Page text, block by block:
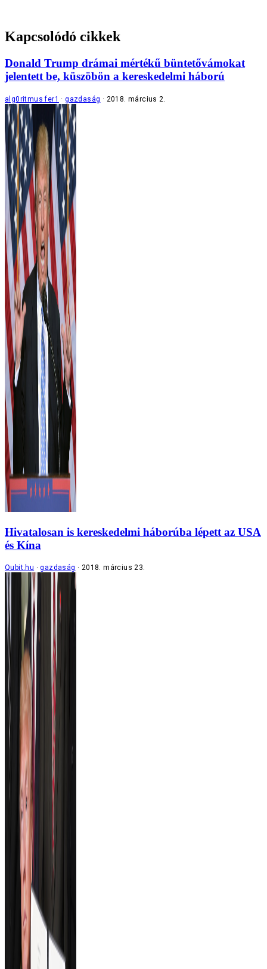
Kapcsolódó cikkek
Donald Trump drámai mértékű büntetővámokat
jelentett be, küszöbön a kereskedelmi háború
alg0ritmus fer1 gazdaság 2018. március 2.
Hivatalosan is kereskedelmi háborúba lépett az USA
és Kína
Qubit.hu gazdaság 2018. március 23.